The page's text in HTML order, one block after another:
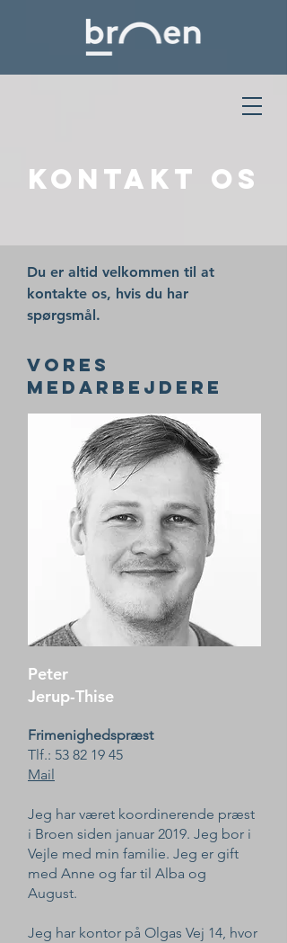
Kontakt os
Du er altid velkommen til at
kontakte os, hvis du har
spørgsmål.
Vores
medarbejdere
Peter
Jerup-Thise
Frimenighedspræst
Tlf.: 53 82 19 45
Mail
Jeg har været koordinerende præst
i Broen siden januar 2019. Jeg bor i
Vejle med min familie. Jeg er gift
med Anne og far til Alba og
August.
Jeg har kontor på Olgas Vej 14, hvor